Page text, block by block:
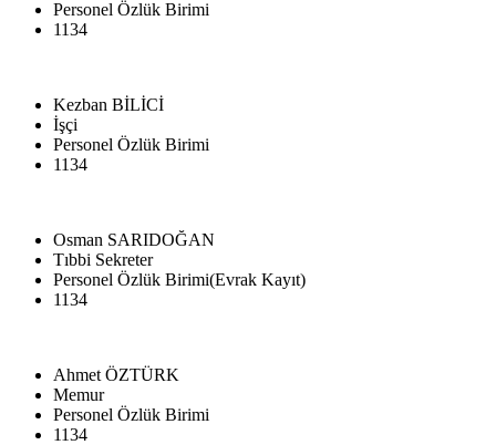
Personel Özlük Birimi
1134
Kezban BİLİCİ
İşçi
Personel Özlük Birimi
1134
Osman SARIDOĞAN
Tıbbi Sekreter
Personel Özlük Birimi(Evrak Kayıt)
1134
Ahmet ÖZTÜRK
Memur
Personel Özlük Birimi
1134